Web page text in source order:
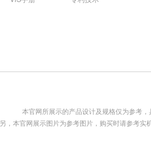
本官网所展示的产品设计及规格仅为参考
另，本官网展示图片为参考图片，购买时请参考